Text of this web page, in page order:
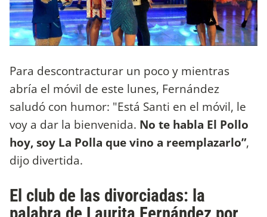
Para descontracturar un poco y mientras
abría el móvil de este lunes, Fernández
saludó con humor: "Está Santi en el móvil, le
voy a dar la bienvenida. No te habla El Pollo
hoy, soy La Polla que vino a reemplazarlo”,
dijo divertida.
El club de las divorciadas: la